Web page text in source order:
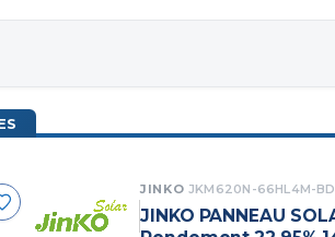
JINKO JKM620N-66HL4M-
JINKO PANNEAU